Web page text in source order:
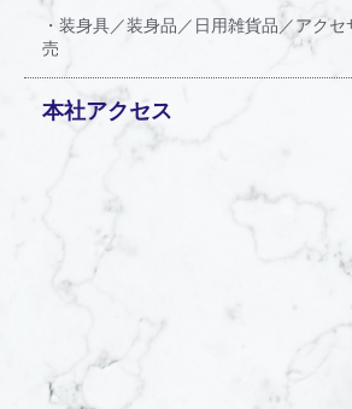
・装身具／装身品／日用雑貨品／アク
売
本社アクセス